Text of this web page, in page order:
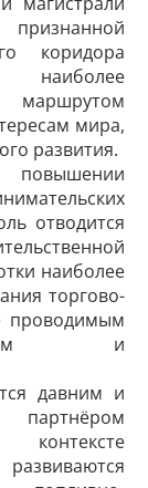
коридора
наиболее
маршрутом
мира,
развития.
повышении
отводится
наиболее
торгово-
проводимым
и
давним и
партнёром